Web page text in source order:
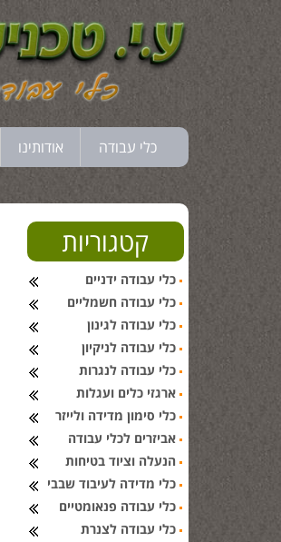
כלי עבודה אודותינו
קטגוריות
כלי עבודה ידניים
כלי עבודה חשמליים
כלי עבודה לגינון
כלי עבודה לניקיון
כלי עבודה לנגרות
ארגזי כלים ועגלות
כלי סימון מדידה ולייזר
אביזרים לכלי עבודה
הנעלה וציוד בטיחות
כלי מדידה לעיבוד שבבי
כלי עבודה פנאומטיים
כלי עבודה לצנרת